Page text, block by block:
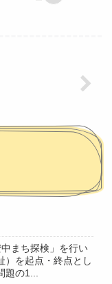
まち探検」を行い
）を起点・終点とし
の1...